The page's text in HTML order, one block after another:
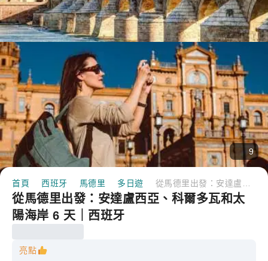
9
首頁 西班牙 馬德里 多日遊
從馬德里出發：安達盧西亞、科爾多瓦和太
陽海岸 6 天｜西班牙
亮點